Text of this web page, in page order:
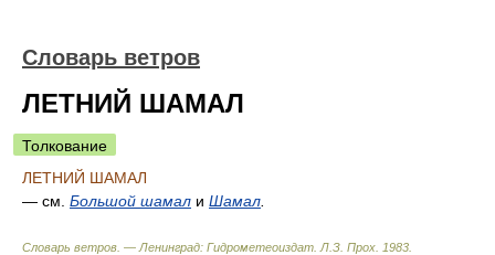
Словарь ветров
ЛЕТНИЙ ШАМАЛ
Толкование
ЛЕТНИЙ ШАМАЛ
— см. Большой шамал и Шамал
Словарь ветров. — Ленинград: Гидрометеоиздат Л.З. Прох 1983